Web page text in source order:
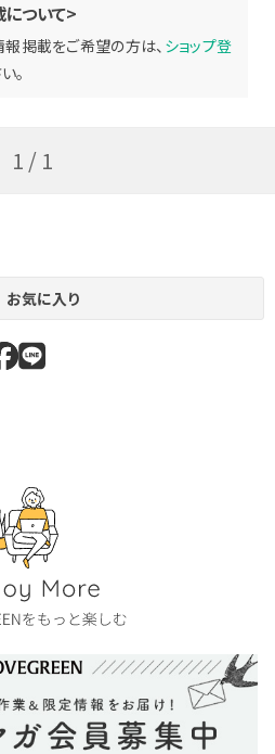
について>
掲載をご希望の方は、 ショップ登
。
1 / 1
お気に入り